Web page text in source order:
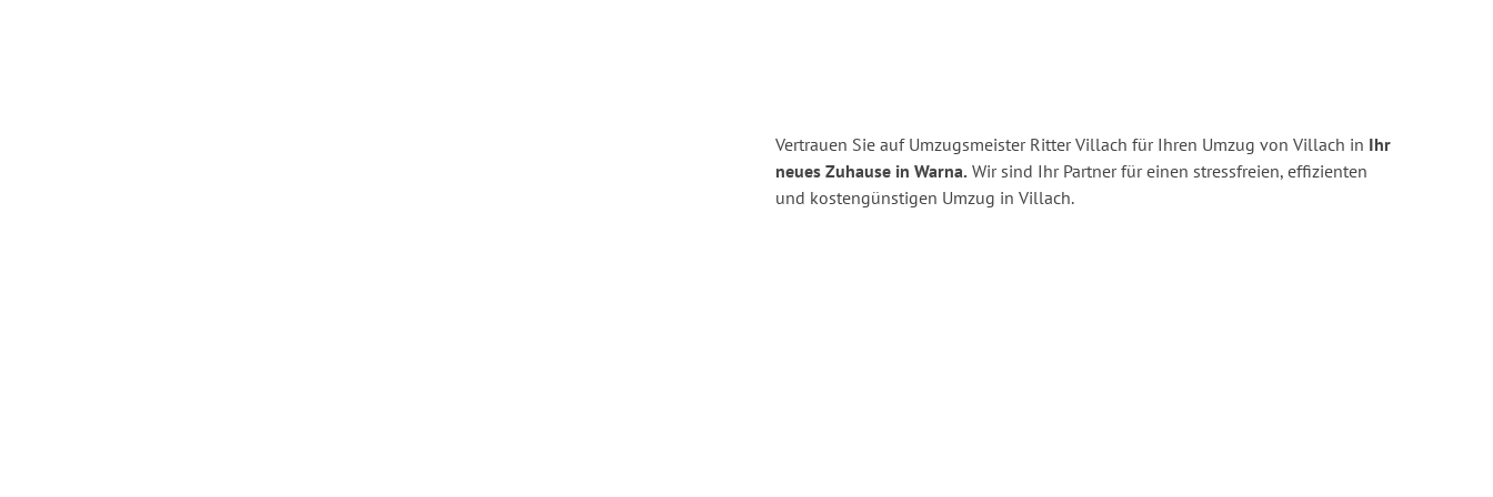
Vertrauen Sie auf Umzugsmeister Ritter Villach für Ihren Umzug von Villach in Ihr
neues Zuhause in Warna. Wir sind Ihr Partner für einen stressfreien, effizienten
und kostengünstigen Umzug in Villach.